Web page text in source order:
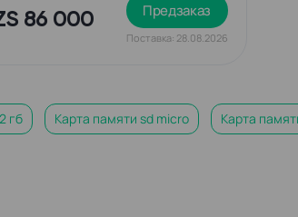
86 000 Предзаказ
Поставка: 28.08.2026
гб Карта памяти sd micro Карта